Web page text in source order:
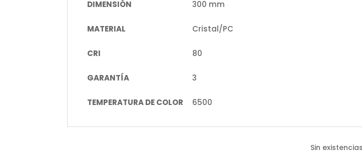
DIMENSIÓN 300 mm
MATERIAL Cristal/PC
CRI 80
GARANTÍA 3
TEMPERATURA DE COLOR 6500
Sin existencias